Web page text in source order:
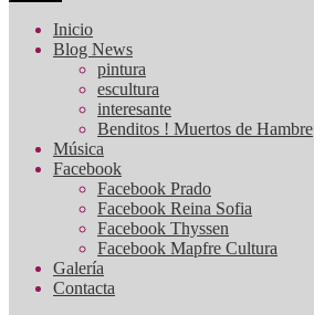
Inicio
Blog News
pintura
escultura
interesante
Benditos ! Muertos de Hambre
Música
Facebook
Facebook Prado
Facebook Reina Sofia
Facebook Thyssen
Facebook Mapfre Cultura
Galería
Contacta